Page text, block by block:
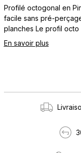
Profilé octogonal en
facile sans pré-
planches Le profil octo
En savoir plus